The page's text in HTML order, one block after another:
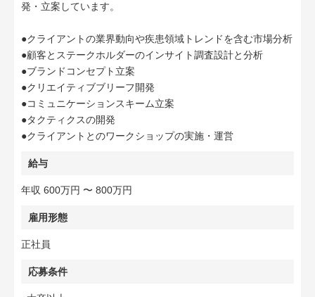
発・立案しています。
●クライアントの業界動向や疾患領域トレンドを含む市場分析
●顧客とステークホルダーのインサイト調査設計と分析
●ブランドコンセプト立案
●クリエイティブブリーフ開発
●コミュニケーションスキーム立案
●タクティクスの開発
●クライアントとのワークショップの実施・運営
給与
年収 600万円 〜 800万円
雇用形態
正社員
応募条件